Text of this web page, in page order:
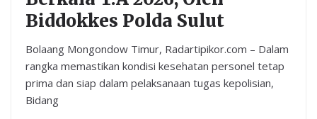
Biddokkes Polda Sulut
Bolaang Mongondow Timur, Radartipikor.com – Dalam
rangka memastikan kondisi kesehatan personel tetap
prima dan siap dalam pelaksanaan tugas kepolisian,
Bidang